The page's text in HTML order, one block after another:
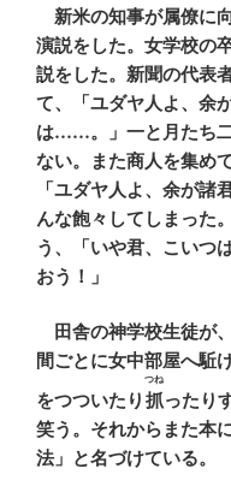
新米の知事が属僚に
演説をした。女学校の
説をした。新聞の代表
て、「ユダヤ人よ、余
は……。」一と月たち
ない。また商人を集め
「ユダヤ人よ、余が
んな飽々してしまった
う、「いや君、こいつ
おう！」
田舎の神学校生徒が
間ごとに女中部屋へ駈
をつついたり抓
つね
ったり
笑う。それからまた本
法」と名づけている。